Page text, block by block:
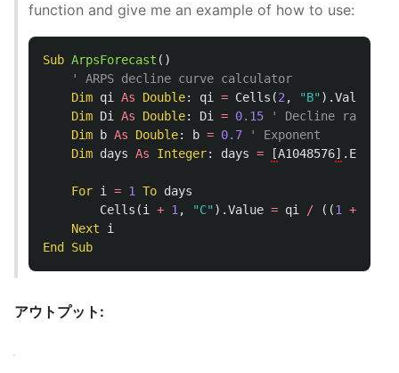
function and give me an example of how to use:
Sub ArpsForecast ()
' ARPS decline curve calculator
Dim qi As Double: qi = Cells (2 , "B" ).Value
Dim Di As Double: Di = 0.15
' Decline rate
Dim
b As Double: b = 0.7
' Exponent
Dim days As Integer: days = [A1048576] . End
For i = 1 To days
Cells (i + 1 , "C" ).Value = qi / ((1 +
Next
i
End
Sub
アウトプット: